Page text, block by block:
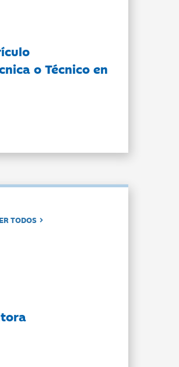
o Técnico en
TODOS